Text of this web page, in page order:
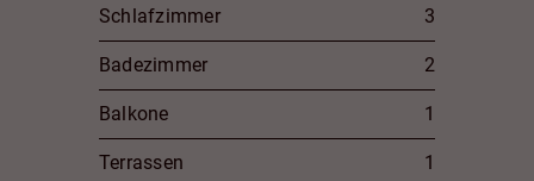
Schlafzimmer 3
Badezimmer 2
Balkone 1
Terrassen 1